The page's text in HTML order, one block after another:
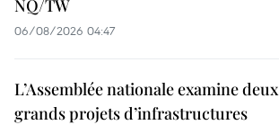
NQ/TW
06/08/2026 04:47
L’Assemblée nationale examine deux
grands projets d’infrastructures